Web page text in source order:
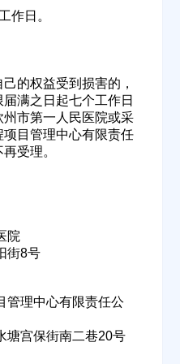
作日。
的权益受到损害的，
满之日起七个工作日
市第一人民医院或采
目管理中心有限责任
受理。
院
街8号
管理中心有限责任公
塘宫保街南二巷20号
驻